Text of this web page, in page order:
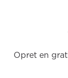
Opret en